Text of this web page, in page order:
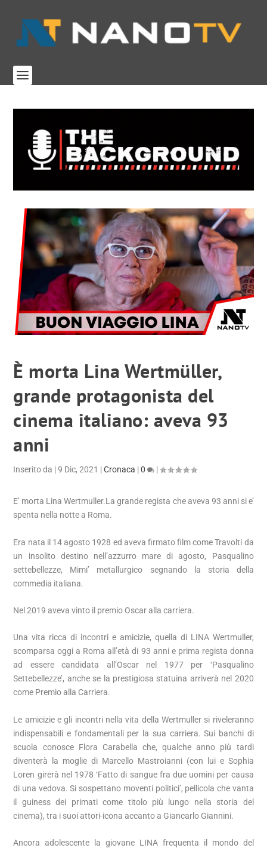
È morta Lina Wertmüller,
grande protagonista del
cinema italiano: aveva 93
anni
Inserito da |9 Dic, 2021 |Cronaca |0 |
E’ morta Lina Wertmuller.La grande regista che aveva 93 anni si e’
spenta nella notte a Roma.
Era nata il 14 agosto 1928 ed aveva firmato film come Travolti da
un insolito destino nell’azzurro mare di agosto, Pasqualino
settebellezze, Mimi’ metallurgico segnando la storia della
commedia italiana.
Nel 2019 aveva vinto il premio Oscar alla carriera.
Una vita ricca di incontri e amicizie, quella di LINA Wertmuller,
scomparsa oggi a Roma all’età di 93 anni e prima regista donna
ad essere candidata all’Oscar nel 1977 per ‘Pasqualino
Settebellezze’, anche se la prestigiosa statuina arriverà nel 2020
come Premio alla Carriera.
Le amicizie e gli incontri nella vita della Wertmuller si riveleranno
indispensabili e fondamentali per la sua carriera. Sui banchi di
scuola conosce Flora Carabella che, qualche anno più tardi
diventerà la moglie di Marcello Mastroianni (con lui e Sophia
Loren girerà nel 1978 ‘Fatto di sangue fra due uomini per causa
di una vedova. Si sospettano moventi politici’, pellicola che vanta
il guiness dei primati come titolo più lungo nella storia del
cinema), tra i suoi attori-icona accanto a Giancarlo Giannini.
Ancora adolescente la giovane LINA frequenta il mondo del